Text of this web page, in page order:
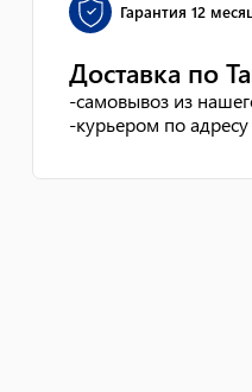
Гарантия 12
Доставка по
-самовывоз из
-курьером по адресу